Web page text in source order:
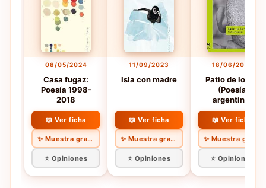
08/05/2024
Casa fugaz:
Poesía 1998-
2018
📖 Ver ficha
✨ Muestra gratis
⭐ Opiniones
11/09/2023
Isla con madre
📖 Ver ficha
✨ Muestra gratis
⭐ Opiniones
18/06/2021
Patio de locos
(Poesía
argentina)
📖 Ver ficha
⭐ Opiniones